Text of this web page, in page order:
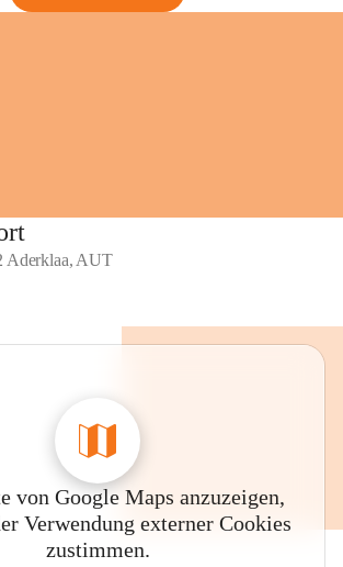
Aderklaa, AUT
von Google Maps anzuzeigen,
Verwendung externer Cookies
zustimmen.